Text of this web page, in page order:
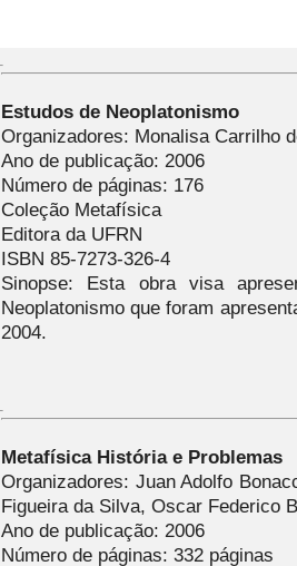
Estudos de Neoplatonismo
Organizadores: Monalisa Carrilho
Ano de publicação: 2006
Número de páginas: 176
Coleção Metafísica
Editora da UFRN
ISBN 85-7273-326-4
Sinopse: Esta obra visa
Neoplatonismo que foram
2004.
Metafísica História e Problemas
Organizadores: Juan Adolfo
Figueira da Silva, Oscar Federico
Ano de publicação: 2006
Número de páginas: 332 páginas